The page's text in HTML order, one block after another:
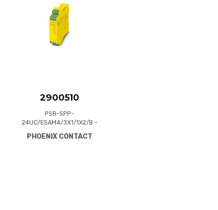
2900510
PSR-SPP-
24UC/ESAM4/3X1/1X2/B -
stop and safety door
PHOENIX CONTACT